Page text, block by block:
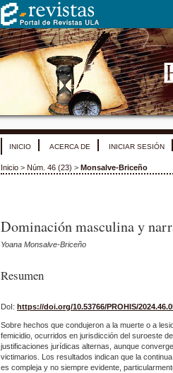
INICIO ACERCA DE INICIAR SESIÓN
Inicio > Núm. 46 (23) > Monsalve-Briceño
Dominación masculina y
Yoana Monsalve-Briceño
Resumen
DoI: https://doi.org/10.53766/PROHIS/
Sobre hechos que condujeron a la muerte o a
femicidio, ocurridos en jurisdicción del suroeste
justificaciones jurídicas alternas, aunque
victimarios. Los resultados indican que la
es compleja y no siempre evidente,